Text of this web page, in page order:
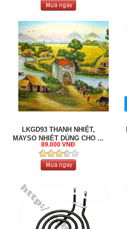
LKGD93 THANH NHIỆT,
MAYSO NHIỆT DÙNG CHO ...
89.000 VNĐ